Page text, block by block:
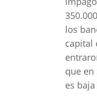
los
capital
que
es